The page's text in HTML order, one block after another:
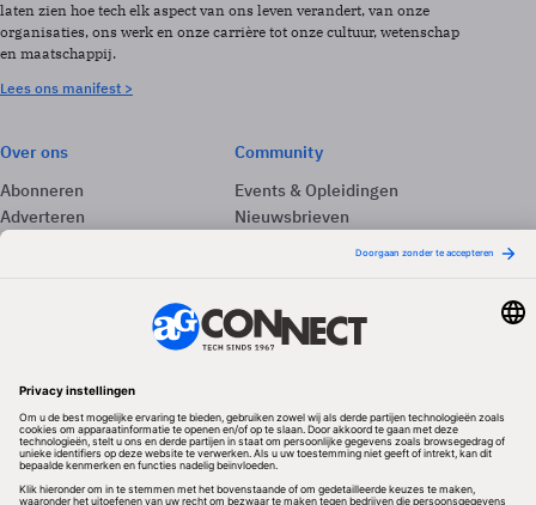
laten zien hoe tech elk aspect van ons leven verandert, van onze
organisaties, ons werk en onze carrière tot onze cultuur, wetenschap
en maatschappij.
Lees ons manifest >
Over ons
Abonneren
Adverteren
Contact
Community
Events & Opleidingen
Nieuwsbrieven
Redactionele partner